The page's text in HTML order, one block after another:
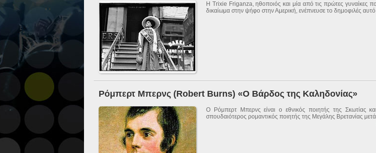
Η Trixie Friganza, ηθοποιός και μία από τις πρώτες γυναίκες
δικαίωμα στην ψήφο στην Αμερική, ενέπνευσε το δημοφιλές
Ρόμπερτ Μπερνς (Robert Burns) «Ο Βάρδος της Καληδονίας»
O Ρόμπερτ Μπερνς είναι ο εθνικός ποιητής της Σκωτίας
σπουδαιότερος ρομαντικός ποιητής της Μεγάλης Βρετανίας μετά